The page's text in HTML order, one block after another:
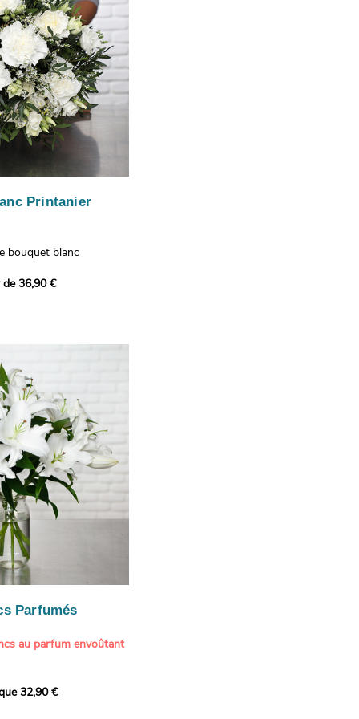
Printanier
bouquet blanc
offre une
tandis que
une touche délicate et
36,90 €
Parfumés
au parfum envoûtant
lys blancs signée
32,90 €